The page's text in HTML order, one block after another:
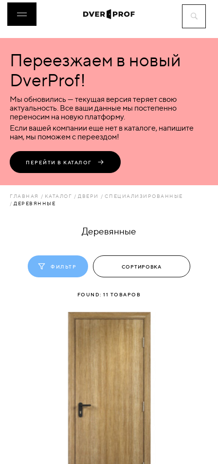
ДВЕРИ
ФУРНИТУРА
ВОРОТА
ПЕРЕГОРОДКИ
СКУД
Переезжаем в новый
DverProf!
Мы обновились — текущая версия теряет свою
актуальность. Все ваши данные мы постепенно
переносим на новую платформу.
Если вашей компании еще нет в каталоге, напишите
нам, мы поможем с переездом!
ПЕРЕЙТИ В КАТАЛОГ
ГЛАВНАЯ КАТАЛОГ ДВЕРИ
СПЕЦИАЛИЗИРОВАННЫЕ
ДЕРЕВЯННЫЕ
Деревянные
ФИЛЬТР
FOUND:11 ТОВАРОВ